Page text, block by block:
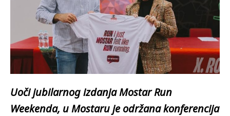
Uoči jubilarnog izdanja Mostar Run
Weekenda, u Mostaru je održana konferencija